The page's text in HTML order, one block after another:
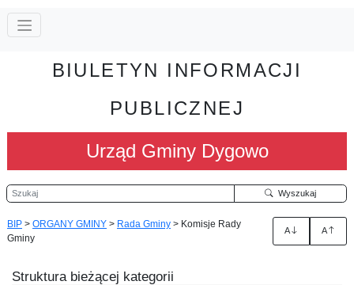
BIULETYN INFORMACJI
PUBLICZNEJ
Urząd Gminy Dygowo
Szukaj Wyszukaj
BIP > ORGANY GMINY > Rada Gminy > Komisje Rady
Gminy
A A
Struktura bieżącej kategorii